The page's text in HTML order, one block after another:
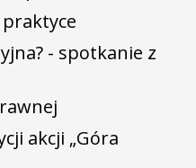
- spotkanie z
akcji „Góra